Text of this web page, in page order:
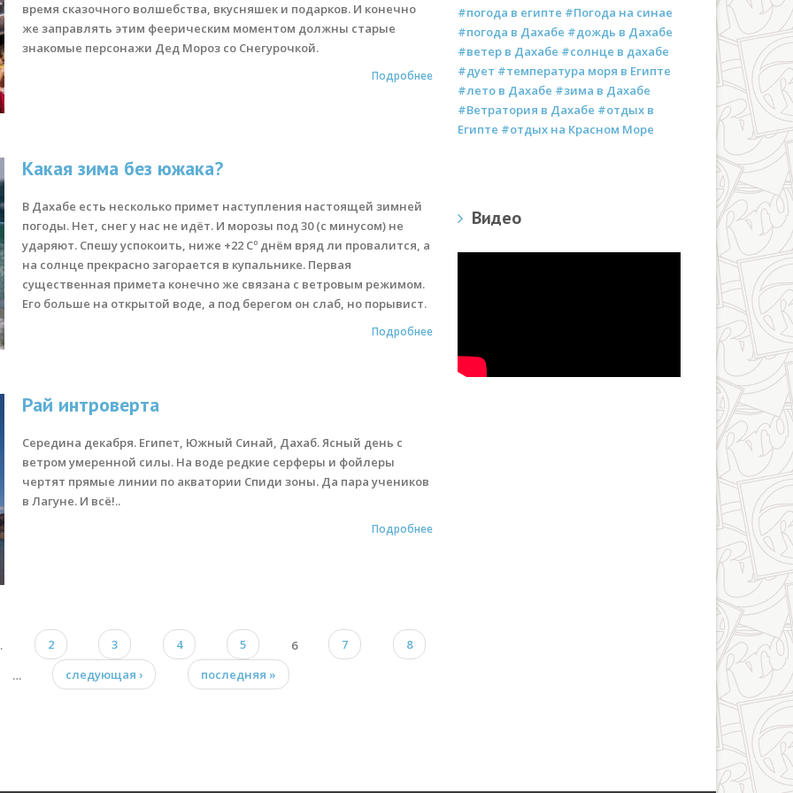
время сказочного волшебства, вкусняшек и подарков. И конечно
же заправлять этим феерическим моментом должны старые
знакомые персонажи Дед Мороз со Снегурочкой.
Подробнее
Какая зима без южака?
В Дахабе есть несколько примет наступления настоящей зимней
погоды. Нет, снег у нас не идёт. И морозы под 30 (с минусом) не
ударяют. Спешу успокоить, ниже +22 Сº днём вряд ли провалится, а
на солнце прекрасно загорается в купальнике. Первая
существенная примета конечно же связана с ветровым режимом.
Его больше на открытой воде, а под берегом он слаб, но порывист.
Подробнее
Рай интроверта
Середина декабря. Египет, Южный Синай, Дахаб. Ясный день с
ветром умеренной силы. На воде редкие серферы и фойлеры
чертят прямые линии по акватории Спиди зоны. Да пара учеников
в Лагуне. И всё!..
Подробнее
2 3 4 5 6 7
8
…
следующая › последняя »
#погода в египте #Погода на синае
#погода в Дахабе #дождь в Дахабе
#ветер в Дахабе #солнце в дахабе
#дует #температура моря в Египте
#лето в Дахабе #зима в Дахабе
#Ветратория в Дахабе #отдых в
Египте #отдых на Красном Море
Видео